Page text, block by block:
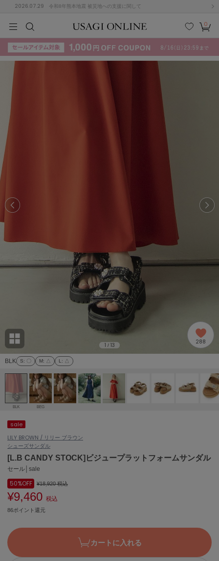
2026.07.29 令和8年熊本地震 被災地への支援に関して
検索
お気
に入
カー
ト
0
KIDSBABYBEAUTYLIFE STYLE
(715)
ス/ドレス (1179)
(570)
(2005)
ョン雑貨 (865)
/ランジェリー (127)
ェア (121)
(124)
KIDSBABYBEAUTYLIFE STYLE
B G
N
ACYM
アシーム
adidas by Stella McCartney
アディダス バイ ステラマッカートニー
Ame no chi Hare
アメノチハレ
AMOMMA
アモマ
ánuans
アニュアンス
ànuke
アンヌーク
ASICS
アシックス
Ballelite
バレリット
バンドリヤー
Barbour
バブアー
BLK S: 〇 M: △ L : △
1 / 13 288
BLK BEG
sale
LILY BROWN / リリー ブラウン
シューズサンダル
[L.B CANDY STOCK]ビジュープラットフォームサンダル
セール│sale
50%OFF ¥18,920税込
¥9,460 税込
86ポイント還元
カートに入れる